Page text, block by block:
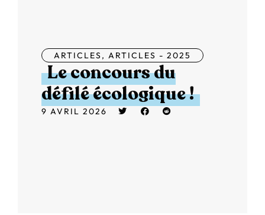
ARTICLES, ARTICLES - 2025
Le concours du
défilé écologique !
9 AVRIL 2026